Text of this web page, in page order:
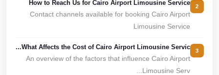
How to Reach Us for Cairo Airport Limousine Service
Contact channels available for booking Cairo Airport
Limousine Service
What Affects the Cost of Cairo Airport Limousine Servic...
An overview of the factors that influence Cairo Airport
Limousine Serv...